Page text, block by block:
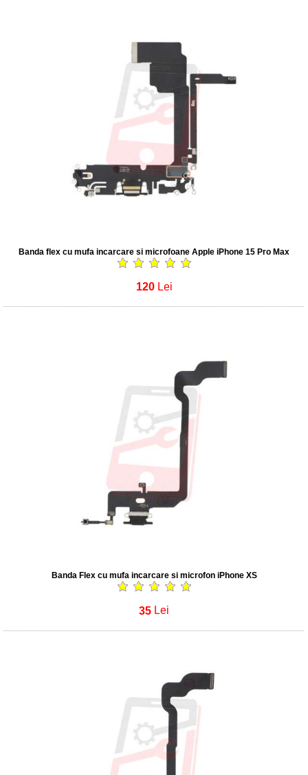
Banda flex cu mufa incarcare si microfoane Apple iPhone 15 Pro Max
120 Lei
Banda Flex cu mufa incarcare si microfon iPhone XS
35 Lei